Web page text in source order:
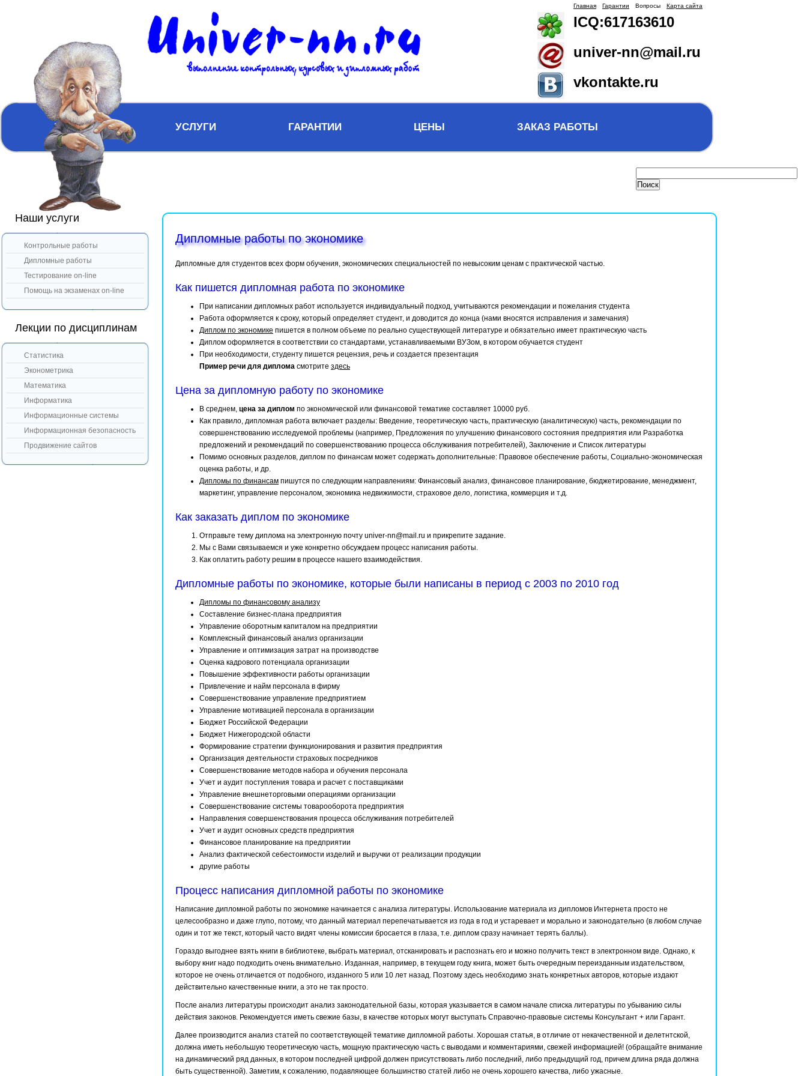
Карта сайта
Вопросы
Гарантии
Главная
ICQ:617163610
univer-nn@mail.ru
vkontakte.ru
ГЛАВНАЯ УСЛУГИ ГАРАНТИИ ЦЕНЫ ЗАКАЗ РАБОТЫ
Наши услуги
Контрольные работы
Дипломные работы
Тестирование on-line
Помощь на экзаменах on-line
Лекции по дисциплинам
Статистика
Эконометрика
Математика
Информатика
Информационные системы
Информационная безопасность
Продвижение сайтов
Дипломные работы по экономике
Дипломные для студентов всех форм обучения, экономических специальностей по невысоким ценам с практической частью.
Как пишется дипломная работа по экономике
При написании дипломных работ используется индивидуальный подход, учитываются рекомендации и пожелания студента
Работа оформляется к сроку, который определяет студент, и доводится до конца (нами вносятся исправления и замечания)
Диплом по экономике пишется в полном объеме по реально существующей литературе и обязательно имеет практическую часть
Диплом оформляется в соответствии со стандартами, устанавливаемыми ВУЗом, в котором обучается студент
При необходимости, студенту пишется рецензия, речь и создается презентация
Пример речи для диплома смотрите здесь
Цена за дипломную работу по экономике
В среднем, цена за диплом по экономической или финансовой тематике составляет 10000 руб.
Как правило, дипломная работа включает разделы: Введение, теоретическую часть, практическую (аналитическую) часть, рекомендации по
совершенствованию исследуемой проблемы (например, Предложения по улучшению финансового состояния предприятия или Разработка
предложений и рекомендаций по совершенствованию процесса обслуживания потребителей), Заключение и Список литературы
Помимо основных разделов, диплом по финансам может содержать дополнительные: Правовое обеспечение работы, Социально-экономическая
оценка работы, и др.
Дипломы по финансам пишутся по следующим направлениям: Финансовый анализ, финансовое планирование, бюджетирование, менеджмент,
маркетинг, управление персоналом, экономика недвижимости, страховое дело, логистика, коммерция и т.д.
Как заказать диплом по экономике
Отправьте тему диплома на электронную почту univer-nn@mail.ru и прикрепите задание.
Мы с Вами связываемся и уже конкретно обсуждаем процесс написания работы.
Как оплатить работу решим в процессе нашего взаимодействия.
Дипломные работы по экономике, которые были написаны в период с 2003 по 2010 год
Дипломы по финансовому анализу
Составление бизнес-плана предприятия
Управление оборотным капиталом на предприятии
Комплексный финансовый анализ организации
Управление и оптимизация затрат на производстве
Оценка кадрового потенциала организации
Повышение эффективности работы организации
Привлечение и найм персонала в фирму
Совершенствование управление предприятием
Управление мотивацией персонала в организации
Бюджет Российской Федерации
Бюджет Нижегородской области
Формирование стратегии функционирования и развития предприятия
Организация деятельности страховых посредников
Совершенствование методов набора и обучения персонала
Учет и аудит поступления товара и расчет с поставщиками
Управление внешнеторговыми операциями организации
Совершенствование системы товарооборота предприятия
Направления совершенствования процесса обслуживания потребителей
Учет и аудит основных средств предприятия
Финансовое планирование на предприятии
Анализ фактической себестоимости изделий и выручки от реализации продукции
другие работы
Процесс написания дипломной работы по экономике
Написание дипломной работы по экономике начинается с анализа литературы. Использование материала из дипломов Интернета просто не
целесообразно и даже глупо, потому, что данный материал перепечатывается из года в год и устаревает и морально и законодательно (в любом случае
один и тот же текст, который часто видят члены комиссии бросается в глаза, т.е. диплом сразу начинает терять баллы).
Гораздо выгоднее взять книги в библиотеке, выбрать материал, отсканировать и распознать его и можно получить текст в электронном виде. Однако, к
выбору книг надо подходить очень внимательно. Изданная, например, в текущем году книга, может быть очередным переизданным издательством,
которое не очень отличается от подобного, изданного 5 или 10 лет назад. Поэтому здесь необходимо знать конкретных авторов, которые издают
действительно качественные книги, а это не так просто.
После анализ литературы происходит анализ законодательной базы, которая указывается в самом начале списка литературы по убыванию силы
действия законов. Рекомендуется иметь свежие базы, в качестве которых могут выступать Справочно-правовые системы Консультант + или Гарант.
Далее производится анализ статей по соответствующей тематике дипломной работы. Хорошая статья, в отличие от некачественной и делетнтской,
должна иметь небольшую теоретическую часть, мощную практическую часть с выводами и комментариями, свежей информацией! (обращайте внимание
на динамический ряд данных, в котором последней цифрой должен присутствовать либо последний, либо предыдущий год, причем длина ряда должна
быть существенной). Заметим, к сожалению, подавляющее большинство статей либо не очень хорошего качества, либо ужасные.